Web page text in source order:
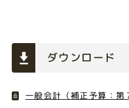
ダウンロード
一般会計（補正予算：第